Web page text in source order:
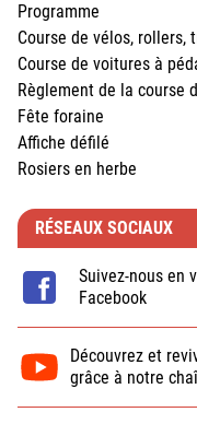
Programme
Course de vélos, rollers,
Course de voitures à
Règlement de la course
Fête foraine
Affiche défilé
Rosiers en herbe
RÉSEAUX SOCIAUX
Suivez-nous en
Facebook
Découvrez et
grâce à notre